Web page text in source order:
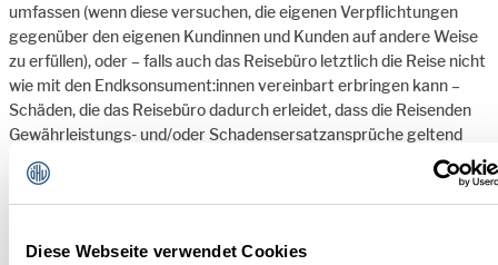
Diese Webseite verwendet Cookies
umfassen (wenn diese versuchen, die eigenen Verpflichtungen
gegenüber den eigenen Kundinnen und Kunden auf andere Weise
zu erfüllen), oder – falls auch das Reisebüro letztlich die Reise nicht
wie mit den Endksonsument:innen vereinbart erbringen kann –
Schäden, die das Reisebüro dadurch erleidet, dass die Reisenden
Gewährleistungs- und/oder Schadensersatzansprüche geltend
machen. Schadenersatzansprüche der Reisenden könnten
wiederum z.B. durch Ersatzbeschaffungen begründet werden (die
Gäste gehen selber in einem anderen Restaurant essen, falls die
auch immaterielle Schadenersatzansprüche für entgangene